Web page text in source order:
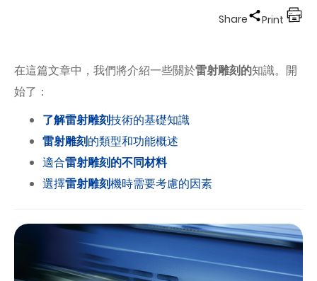
Share Print
在這篇文章中，我們將介紹一些關於雷射雕刻的知識。開
始了：
了解雷射雕刻技術的基礎知識
雷射雕刻的類型和功能概述
適合雷射雕刻的不同材料
選擇雷射雕刻機時需要考慮的因素